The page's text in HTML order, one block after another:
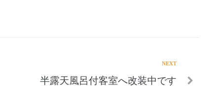
NEXT
半露天風呂付客室へ改装中です